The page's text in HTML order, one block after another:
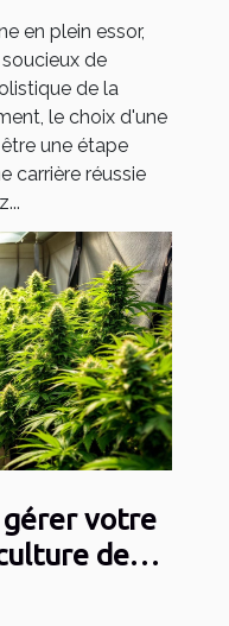
en plein essor,
de
de la
le choix d'une
une étape
carrière réussie
votre
de